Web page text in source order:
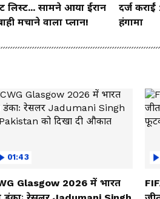
लिस्ट... सामने आया ईरान
मचाने वाला प्लान!
दर्ज कराईं
हंगामा
01:43
Glasgow 2026 में भारत